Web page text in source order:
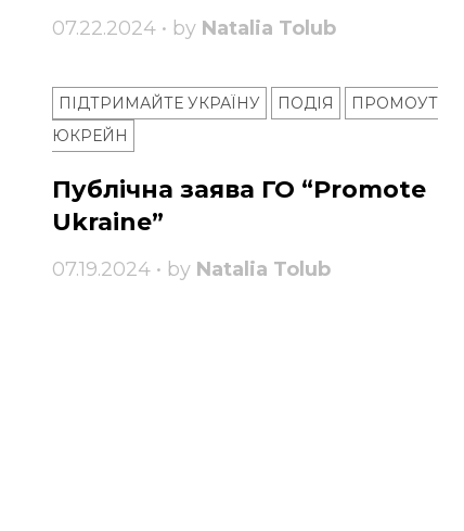
07.22.2024 • by Natalia Tolub
ПІДТРИМАЙТЕ УКРАЇНУ ПОДІЯ
ПРОМОУТ
ЮКРЕЙН
Публічна заява ГО “Promote
Ukraine”
07.19.2024 • by Natalia Tolub